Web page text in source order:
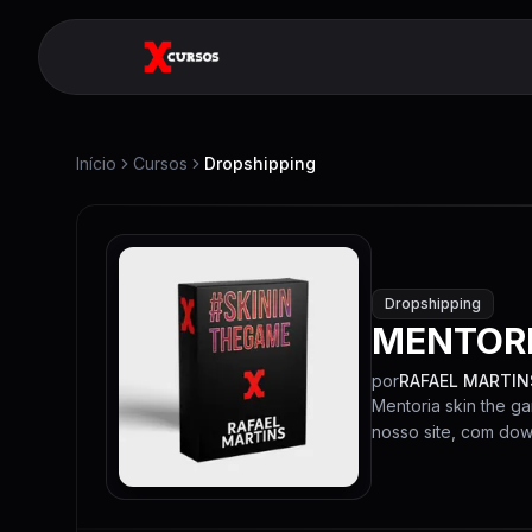
Início Cursos Dropshipping
Dropshipping
porRAFAEL
Mentoria skin the
nosso site, com